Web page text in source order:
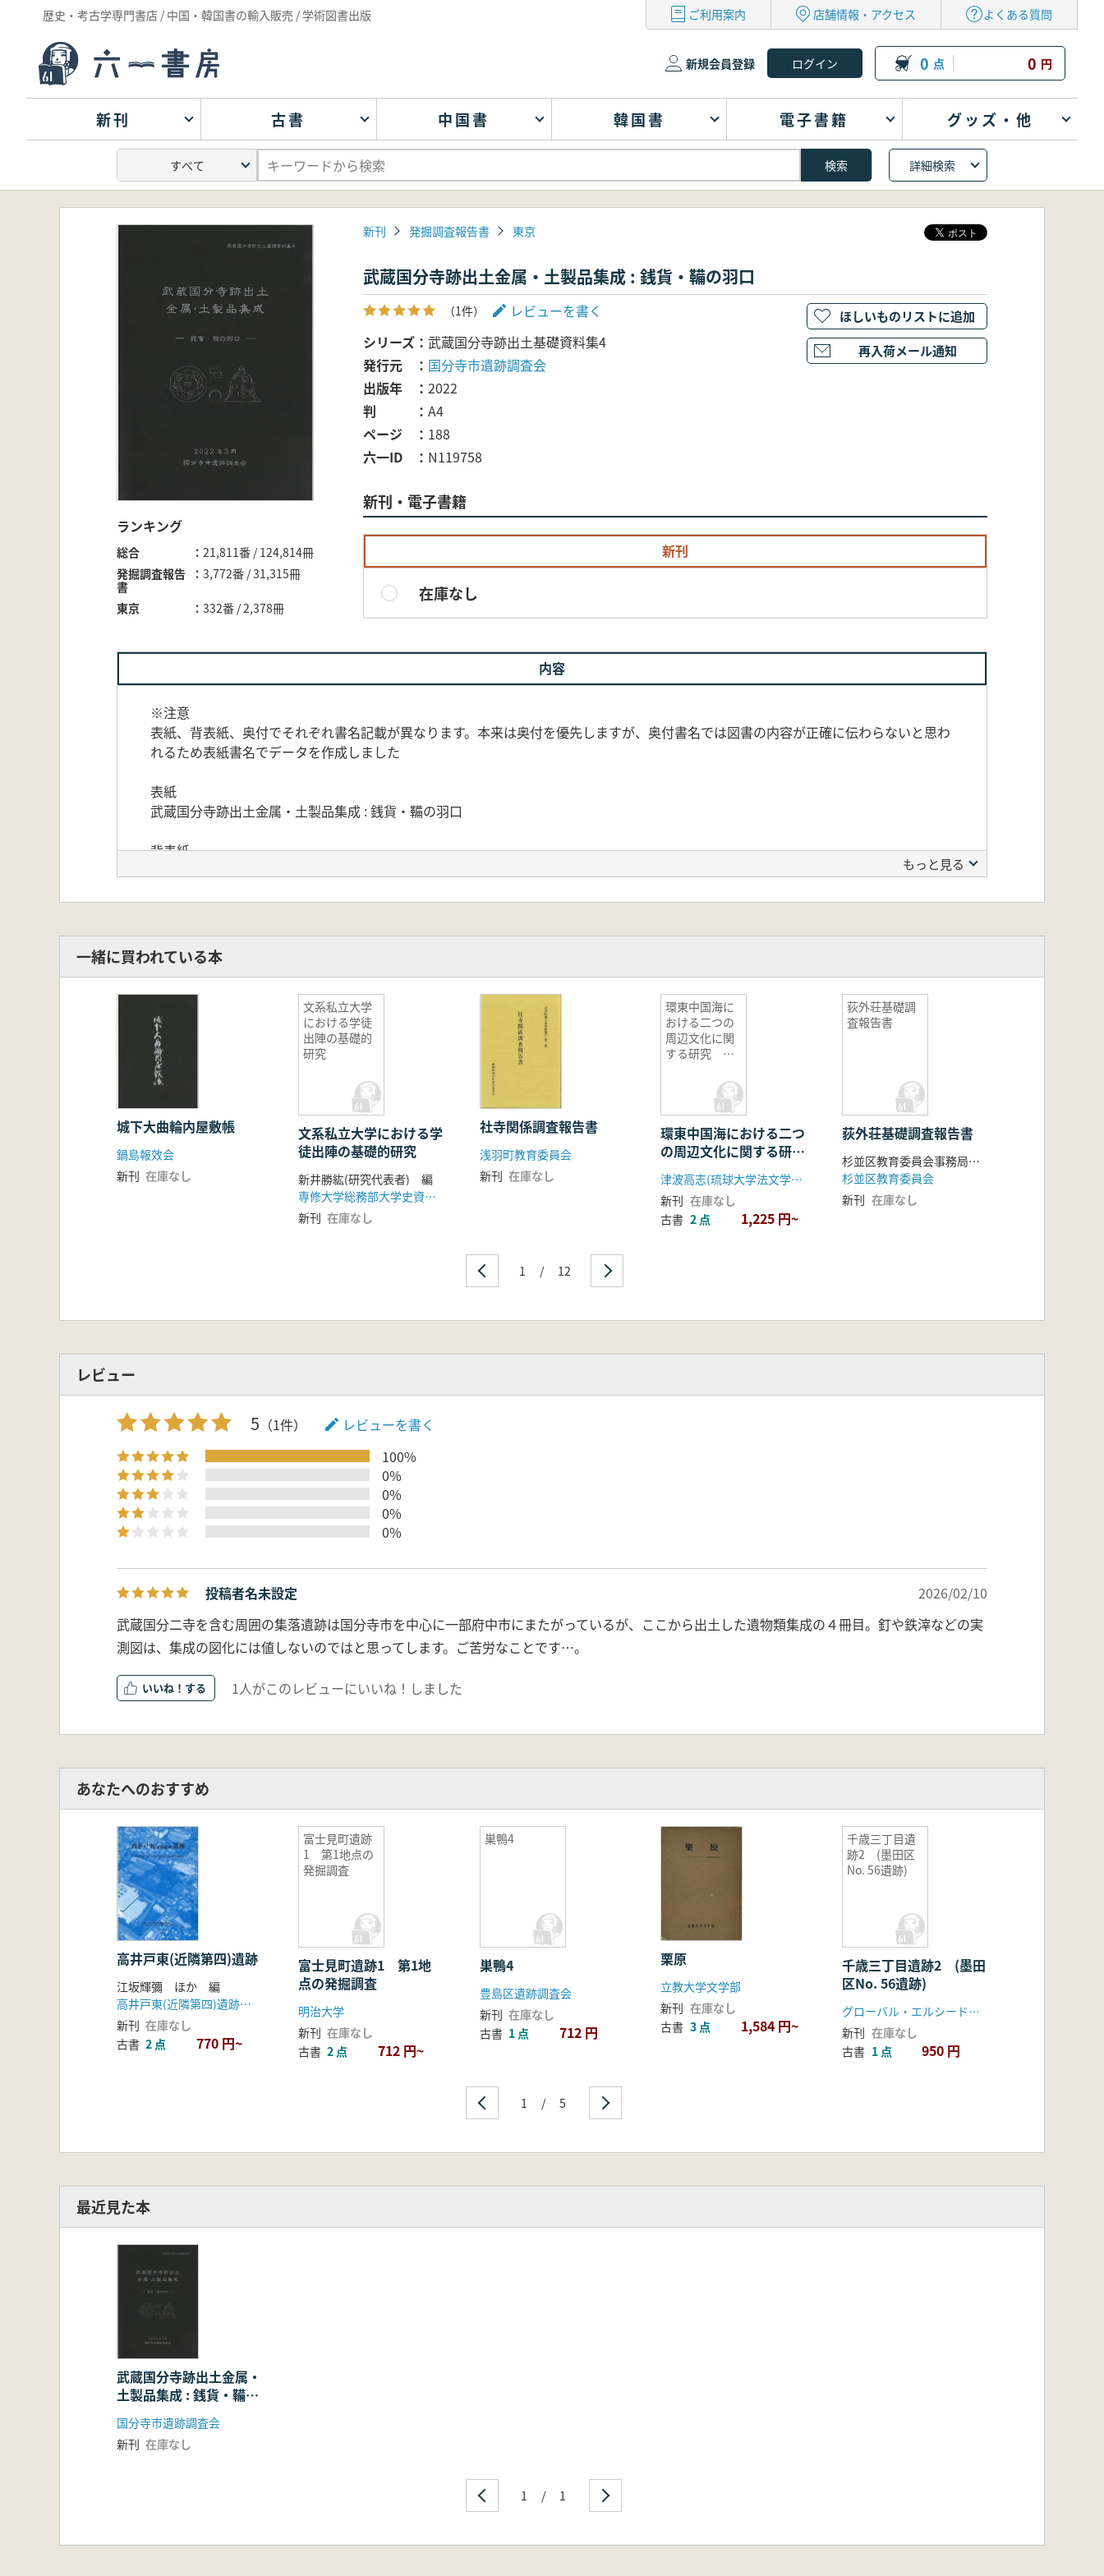
歴史・考古学専門書店 / 中国・韓国書の輸入販売 / 学術図書出版 ご利用案内 店舗情報・アクセス よくある質問
新規会員登録 0 点 0 円
新刊 古書 中国書 韓国書 電子書籍 グッズ・他
詳細検索
ランキング
総合
21,811番 / 124,814冊
発掘調査報告
書
3,772番 / 31,315冊
東京 332番 / 2,378冊
新刊 発掘調査報告書 東京
武蔵国分寺跡出土金属・土製品集成 : 銭貨・鞴の羽口
（1件）
レビューを書く
シリーズ
武蔵国分寺跡出土基礎資料集4
発行元
国分寺市遺跡調査会
出版年
2022
判
A4
ページ
188
六一ID
N119758
新刊・電子書籍
新刊
在庫なし
ほしいものリストに追加
再入荷メール通知
内容
※注意
表紙、背表紙、奥付でそれぞれ書名記載が異なります。本来は奥付を優先しますが、奥付書名では図書の内容が正確に伝わらないと思わ
れるため表紙書名でデータを作成しました
表紙
武蔵国分寺跡出土金属・土製品集成 : 銭貨・鞴の羽口
背表紙
奥付
もっと見る
一緒に買われている本
城下大曲輪内屋敷帳
鍋島報效会
新刊 在庫なし
文系私立大学
における学徒
出陣の基礎的
研究
文系私立大学における学
徒出陣の基礎的研究
新井勝紘(研究代表者) 編
専修大学総務部大学史資料課
新刊 在庫なし
社寺関係調査報告書
浅羽町教育委員会
新刊 在庫なし
環東中国海に
おける二つの
周辺文化に関
する研究 沖
地方’人類学の
環東中国海における二つ
の周辺文化に関する研
究 沖縄と済州の’間地
方’人類学の試み
津波高志(琉球大学法文学部)
新刊 在庫なし
古書 2 点 1,225 円~
荻外荘基礎調
査報告書
荻外荘基礎調査報告書
杉並区教育委員会事務局生涯学習推進課文化財係 編
杉並区教育委員会
新刊 在庫なし
1 / 12
レビュー
5 （1件）
レビューを書く
100%
0%
0%
0%
0%
投稿者名未設定
2026/02/10
武蔵国分二寺を含む周囲の集落遺跡は国分寺市を中心に一部府中市にまたがっているが、ここから出土した遺物類集成の４冊目。釘や鉄滓などの実
測図は、集成の図化には値しないのではと思ってします。ご苦労なことです…。
いいね！ 1人がこのレビューにいいね！しました
あなたへのおすすめ
高井戸東(近隣第四)遺跡
江坂輝彌 ほか 編
高井戸東(近隣第四)遺跡発掘調査団
新刊 在庫なし
古書 2 点 770 円~
富士見町遺跡
1 第1地点の
発掘調査
富士見町遺跡1 第1地
点の発掘調査
明治大学
新刊 在庫なし
古書 2 点 712 円~
巣鴨4
巣鴨4
豊島区遺跡調査会
新刊 在庫なし
古書 1 点 712 円
栗原
立教大学文学部
新刊 在庫なし
古書 3 点 1,584 円~
千歳三丁目遺
跡2 (墨田区
No. 56遺跡)
千歳三丁目遺跡2 (墨田
区No. 56遺跡)
グローバル・エルシード テイケイトレード
新刊 在庫なし
古書 1 点 950 円
1 / 5
最近見た本
武蔵国分寺跡出土金属・
土製品集成 : 銭貨・鞴の
羽口
国分寺市遺跡調査会
新刊 在庫なし
1 / 1